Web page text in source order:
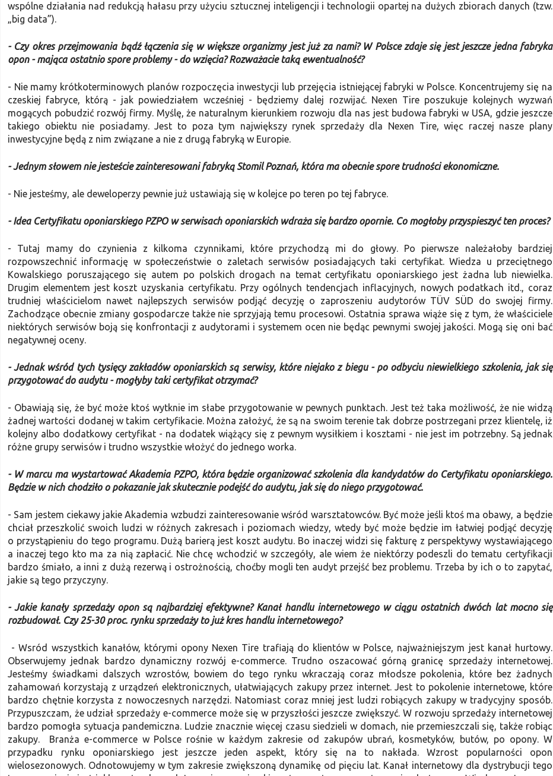
wspólne działania nad redukcją hałasu przy użyciu sztucznej inteligencji i technologii opartej na dużych zbiorach danych (tzw.
„big data”).
- Czy okres przejmowania bądź łączenia się w większe organizmy jest już za nami? W Polsce zdaje się jest jeszcze jedna fabryka
opon - mająca ostatnio spore problemy - do wzięcia? Rozważacie taką ewentualność?
- Nie mamy krótkoterminowych planów rozpoczęcia inwestycji lub przejęcia istniejącej fabryki w Polsce. Koncentrujemy się na
czeskiej fabryce, którą - jak powiedziałem wcześniej - będziemy dalej rozwijać. Nexen Tire poszukuje kolejnych wyzwań
mogących pobudzić rozwój firmy. Myślę, że naturalnym kierunkiem rozwoju dla nas jest budowa fabryki w USA, gdzie jeszcze
takiego obiektu nie posiadamy. Jest to poza tym największy rynek sprzedaży dla Nexen Tire, więc raczej nasze plany
inwestycyjne będą z nim związane a nie z drugą fabryką w Europie.
- Jednym słowem nie jesteście zainteresowani fabryką Stomil Poznań, która ma obecnie spore trudności ekonomiczne.
- Nie jesteśmy, ale deweloperzy pewnie już ustawiają się w kolejce po teren po tej fabryce.
- Idea Certyfikatu oponiarskiego PZPO w serwisach oponiarskich wdraża się bardzo opornie. Co mogłoby przyspieszyć ten proces?
- Tutaj mamy do czynienia z kilkoma czynnikami, które przychodzą mi do głowy. Po pierwsze należałoby bardziej
rozpowszechnić informację w społeczeństwie o zaletach serwisów posiadających taki certyfikat. Wiedza u przeciętnego
Kowalskiego poruszającego się autem po polskich drogach na temat certyfikatu oponiarskiego jest żadna lub niewielka.
Drugim elementem jest koszt uzyskania certyfikatu. Przy ogólnych tendencjach inflacyjnych, nowych podatkach itd., coraz
trudniej właścicielom nawet najlepszych serwisów podjąć decyzję o zaproszeniu audytorów TÜV SÜD do swojej firmy.
Zachodzące obecnie zmiany gospodarcze także nie sprzyjają temu procesowi. Ostatnia sprawa wiąże się z tym, że właściciele
niektórych serwisów boją się konfrontacji z audytorami i systemem ocen nie będąc pewnymi swojej jakości. Mogą się oni bać
negatywnej oceny.
- Jednak wśród tych tysięcy zakładów oponiarskich są serwisy, które niejako z biegu - po odbyciu niewielkiego szkolenia, jak się
przygotować do audytu - mogłyby taki certyfikat otrzymać?
- Obawiają się, że być może ktoś wytknie im słabe przygotowanie w pewnych punktach. Jest też taka możliwość, że nie widzą
żadnej wartości dodanej w takim certyfikacie. Można założyć, że są na swoim terenie tak dobrze postrzegani przez klientelę, iż
kolejny albo dodatkowy certyfikat - na dodatek wiążący się z pewnym wysiłkiem i kosztami - nie jest im potrzebny. Są jednak
różne grupy serwisów i trudno wszystkie włożyć do jednego worka.
- W marcu ma wystartować Akademia PZPO, która będzie organizować szkolenia dla kandydatów do Certyfikatu oponiarskiego.
Będzie w nich chodziło o pokazanie jak skutecznie podejść do audytu, jak się do niego przygotować.
- Sam jestem ciekawy jakie Akademia wzbudzi zainteresowanie wśród warsztatowców. Być może jeśli ktoś ma obawy, a będzie
chciał przeszkolić swoich ludzi w różnych zakresach i poziomach wiedzy, wtedy być może będzie im łatwiej podjąć decyzję
o przystąpieniu do tego programu. Dużą barierą jest koszt audytu. Bo inaczej widzi się fakturę z perspektywy wystawiającego
a inaczej tego kto ma za nią zapłacić. Nie chcę wchodzić w szczegóły, ale wiem że niektórzy podeszli do tematu certyfikacji
bardzo śmiało, a inni z dużą rezerwą i ostrożnością, choćby mogli ten audyt przejść bez problemu. Trzeba by ich o to zapytać,
jakie są tego przyczyny.
- Jakie kanały sprzedaży opon są najbardziej efektywne? Kanał handlu internetowego w ciągu ostatnich dwóch lat mocno się
rozbudował. Czy 25-30 proc. rynku sprzedaży to już kres handlu internetowego?
- Wsród wszystkich kanałów, którymi opony Nexen Tire trafiają do klientów w Polsce, najważniejszym jest kanał hurtowy.
Obserwujemy jednak bardzo dynamiczny rozwój e-commerce. Trudno oszacować górną granicę sprzedaży internetowej.
Jesteśmy świadkami dalszych wzrostów, bowiem do tego rynku wkraczają coraz młodsze pokolenia, które bez żadnych
zahamowań korzystają z urządzeń elektronicznych, ułatwiających zakupy przez internet. Jest to pokolenie internetowe, które
bardzo chętnie korzysta z nowoczesnych narzędzi. Natomiast coraz mniej jest ludzi robiących zakupy w tradycyjny sposób.
Przypuszczam, że udział sprzedaży e-commerce może się w przyszłości jeszcze zwiększyć. W rozwoju sprzedaży internetowej
bardzo pomogła sytuacja pandemiczna. Ludzie znacznie więcej czasu siedzieli w domach, nie przemieszczali się, także robiąc
zakupy. Branża e-commerce w Polsce rośnie w każdym zakresie od zakupów ubrań, kosmetyków, butów, po opony. W
przypadku rynku oponiarskiego jest jeszcze jeden aspekt, który się na to nakłada. Wzrost popularności opon
wielosezonowych. Odnotowujemy w tym zakresie zwiększoną dynamikę od pięciu lat. Kanał internetowy dla dystrybucji tego